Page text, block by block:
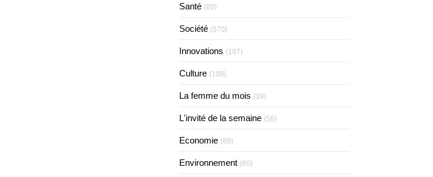
Santé (80)
Société (570)
Innovations (197)
Culture (109)
La femme du mois (39)
L'invité de la semaine (56)
Economie (89)
Environnement (60)